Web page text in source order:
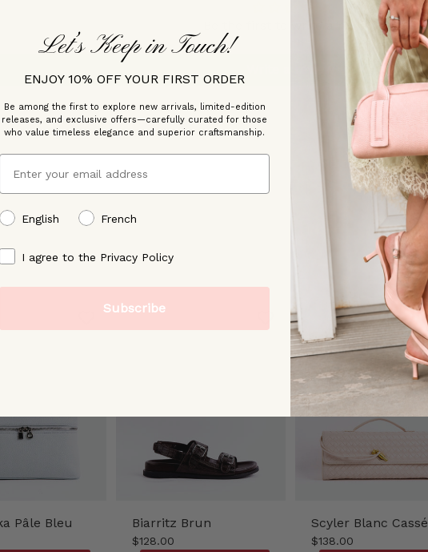
Be the first to write a review
Write a review
Pâle Bleu Biarritz Brun
$128.00
Scyler Blanc Cassé
$138.00
Let’s Keep in Touch!
ENJOY 10% OFF YOUR FIRST ORDER
Be among the first to explore new arrivals, limited-edition
releases, and exclusive offers—carefully curated for those
who value timeless elegance and superior craftsmanship.
Email
preffered language
English French
By signing up, you agree to our [Privacy Policy]
I agree to the Privacy Policy
Subscribe